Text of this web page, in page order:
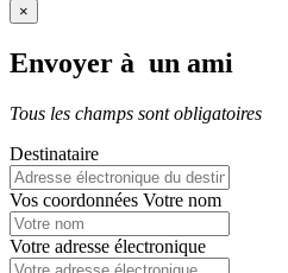
×
Envoyer à un ami
Tous les champs sont obligatoires
Destinataire
Vos coordonnées Votre nom
Votre adresse électronique